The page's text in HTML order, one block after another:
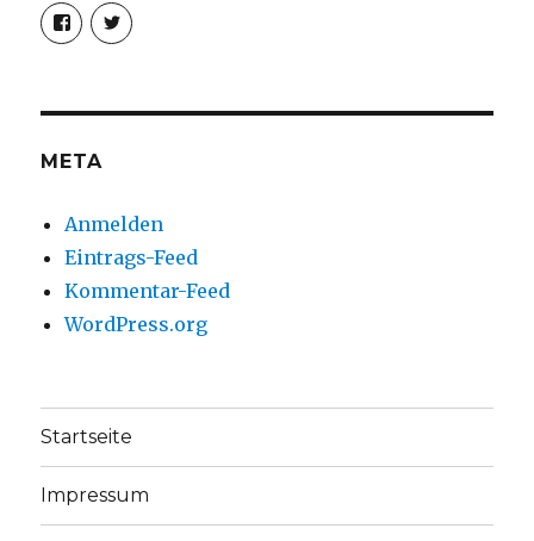
Profil
von
christoph.fleischer1
anzeigen
Profil
von
anzeigen
META
Anmelden
Eintrags-Feed
Kommentar-Feed
WordPress.org
Startseite
Impressum